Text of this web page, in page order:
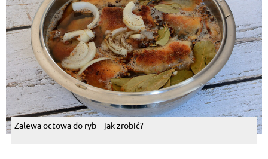
Zalewa octowa do ryb – jak zrobić?